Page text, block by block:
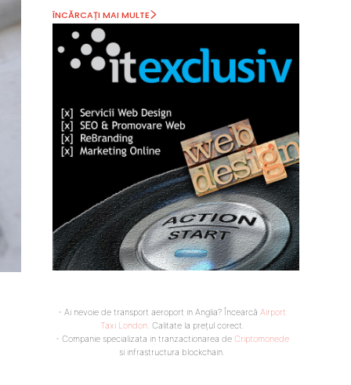
ÎNCĂRCAȚI MAI MULTE
- Ai nevoie de transport aeroport in Anglia? Încearcă Airport
Taxi London. Calitate la prețul corect.
- Companie specializata in tranzactionarea de Criptomonede
si infrastructura blockchain.